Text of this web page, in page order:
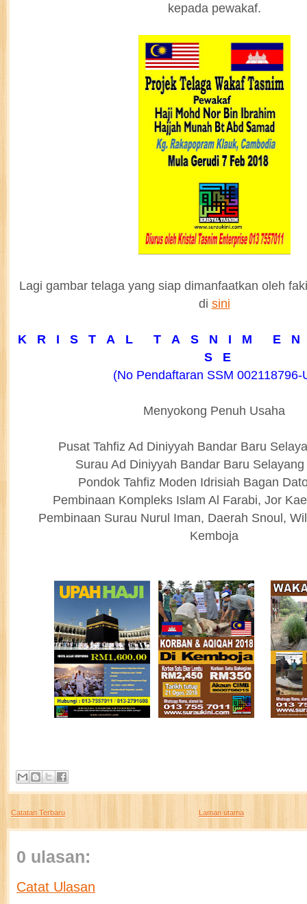
kepada pewakaf.
Lagi gambar telaga yang siap dimanfaatkan oleh
di sini
K R I S T A L T A S N I M E N
S E
(No Pendaftaran SSM 002118796-
Menyokong Penuh Usaha
Pusat Tahfiz Ad Diniyyah Bandar Baru
Surau Ad Diniyyah Bandar Baru
Pondok Tahfiz Moden Idrisiah Bagan
Pembinaan Kompleks Islam Al Farabi, Jor
Pembinaan Surau Nurul Iman, Daerah Snoul,
Kemboja
Catatan Terbaru Laman utama
0 ulasan:
Catat Ulasan